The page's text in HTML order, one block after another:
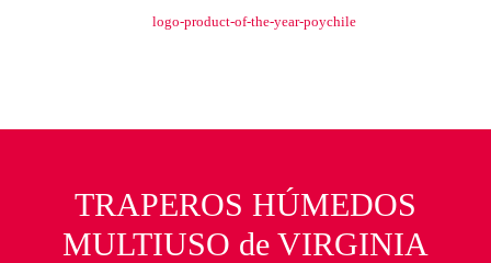
TRAPEROS HÚMEDOS
MULTIUSO de VIRGINIA